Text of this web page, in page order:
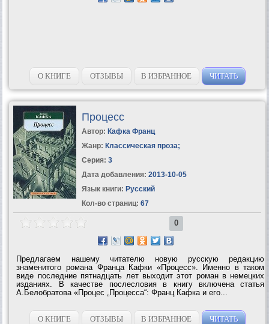
О КНИГЕ ОТЗЫВЫ В ИЗБРАННОЕ ЧИТАТЬ
Процесс
Автор: Кафка Франц
Жанр: Классическая проза;
Серия: 3
Дата добавления: 2013-10-05
Язык книги: Русский
Кол-во страниц: 67
0
Предлагаем нашему читателю новую русскую редакцию
знаменитого романа Франца Кафки «Процесс». Именно в таком
виде последние пятнадцать лет выходит этот роман в немецких
изданиях. В качестве послесловия в книгу включена статья
А.Белобратова «Процес „Процесса“: Франц Кафка и его...
О КНИГЕ ОТЗЫВЫ В ИЗБРАННОЕ ЧИТАТЬ